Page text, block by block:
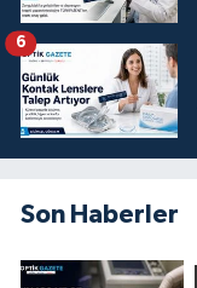
6
Son Haberler